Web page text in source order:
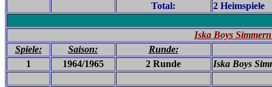
Total: 2 Heimspiele
Iska Boys
Spiele:
Saison:
Runde:
1
1964/1965 2 Runde Iska Boys